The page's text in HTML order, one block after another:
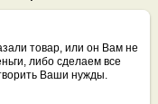
товар, или он Вам не
либо сделаем все
Ваши нужды.